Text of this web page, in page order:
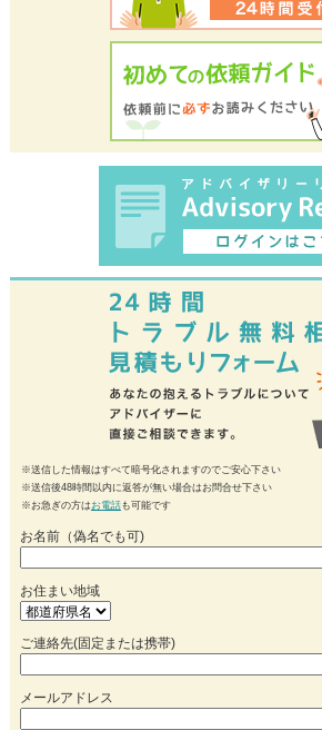
※送信した情報はすべて暗号化されますのでご安心下さい
※送信後48時間以内に返答が無い場合はお問合せ下さい
※お急ぎの方はお電話も可能です
お名前（偽名でも可)
お住まい地域
ご連絡先(固定または携帯)
メールアドレス